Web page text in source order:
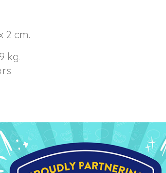
2 cm.
kg.